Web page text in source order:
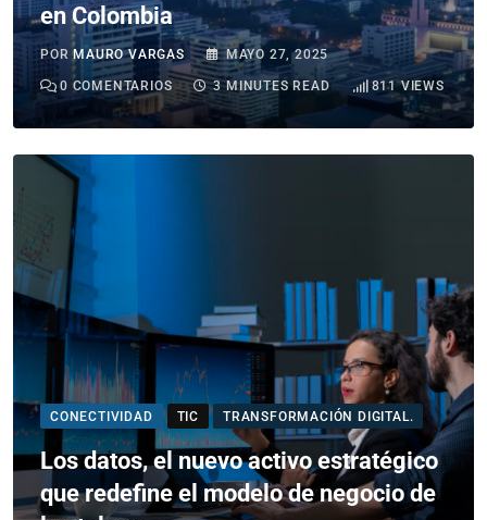
en Colombia
PORMAURO VARGAS MAYO 27, 2025
0 COMENTARIOS 3 MINUTES READ 811VIEWS
CONECTIVIDAD TIC TRANSFORMACIÓN DIGITAL.
Los datos, el nuevo activo estratégico
que redefine el modelo de negocio de